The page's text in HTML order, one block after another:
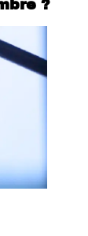
?